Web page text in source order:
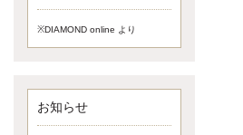
更新:2017年5月1日(大阪市中央区)
---------------------
湘南のぽっちゃり女性税理士
松村文子と湘南ＢＵ
また最近、税理士試験のご相談を受
※DIAMOND online より
お知らせ